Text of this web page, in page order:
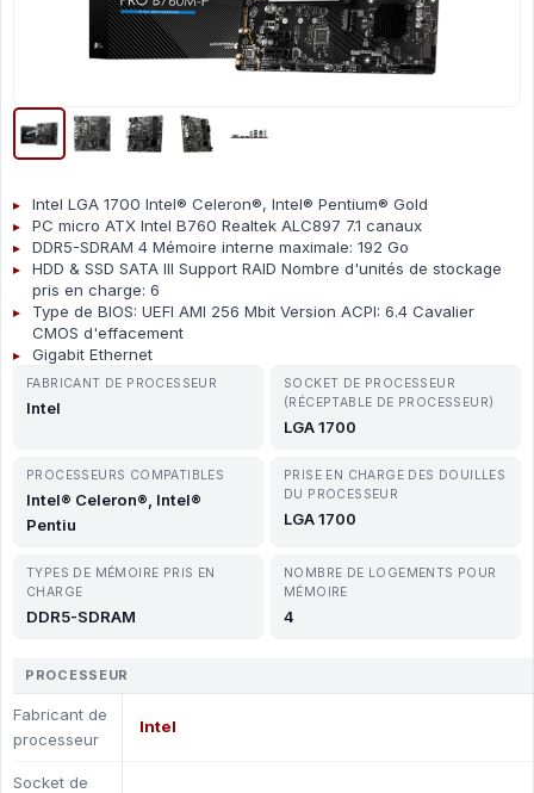
Intel LGA 1700 Intel® Celeron®, Intel® Pentium® Gold
PC micro ATX Intel B760 Realtek ALC897 7.1 canaux
DDR5-SDRAM 4 Mémoire interne maximale: 192 Go
HDD & SSD SATA III Support RAID Nombre d'unités de stockage
pris en charge: 6
Type de BIOS: UEFI AMI 256 Mbit Version ACPI: 6.4 Cavalier
CMOS d'effacement
Gigabit Ethernet
FABRICANT DE PROCESSEUR
Intel
SOCKET DE PROCESSEUR
(RÉCEPTABLE DE PROCESSEUR)
LGA 1700
PROCESSEURS COMPATIBLES
Intel® Celeron®, Intel®
Pentiu
PRISE EN CHARGE DES DOUILLES
DU PROCESSEUR
LGA 1700
TYPES DE MÉMOIRE PRIS EN
CHARGE
DDR5-SDRAM
NOMBRE DE LOGEMENTS POUR
MÉMOIRE
4
PROCESSEUR
Fabricant de
processeur
Intel
Socket de